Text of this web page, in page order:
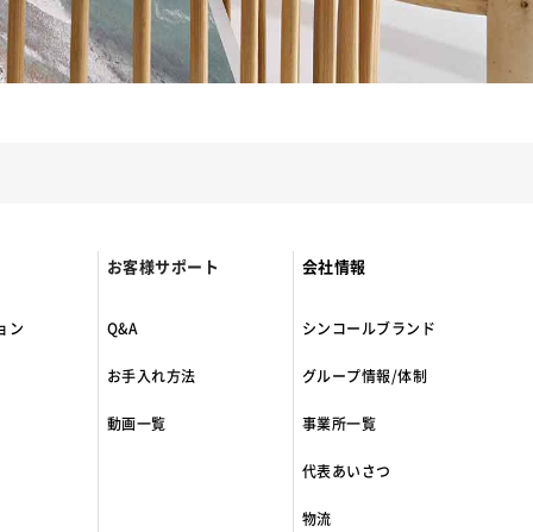
ン
お客様サポート
Q&A
お手入れ方法
動画一覧
会社情報
シンコールブランド
グループ情報/体制
事業所一覧
代表あいさつ
物流